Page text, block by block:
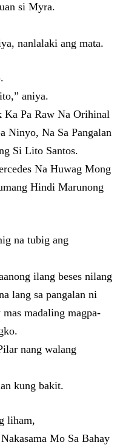
si Myra.
nanlalaki ang mata.
aniya.
Ka Pa Raw Na Orihinal
Ninyo, Na Sa Pangalan
Si Lito Santos.
Na Huwag Mong
Hindi Marunong
na tubig ang
ilang beses nilang
lang sa pangalan ni
madaling magpa-
nang walang
kung bakit.
liham,
Mo Sa Bahay